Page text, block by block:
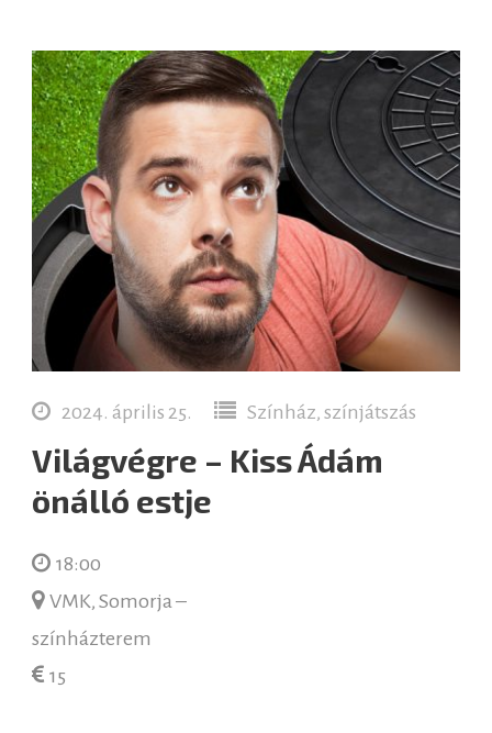
2024. április 25. Színház, színjátszás
Világvégre – Kiss Ádám
önálló estje
18:00
VMK, Somorja –
színházterem
15